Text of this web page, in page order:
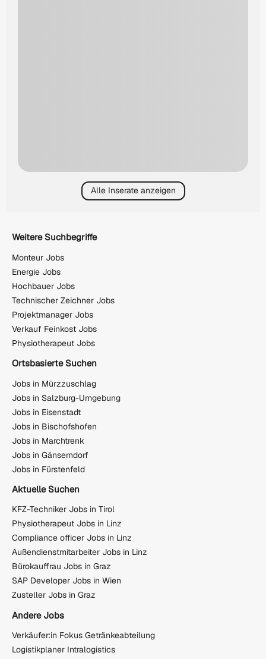
Alle Inserate anzeigen
Weitere Suchbegriffe
Monteur Jobs
Energie Jobs
Hochbauer Jobs
Technischer Zeichner Jobs
Projektmanager Jobs
Verkauf Feinkost Jobs
Physiotherapeut Jobs
Ortsbasierte Suchen
Jobs in Mürzzuschlag
Jobs in Salzburg-Umgebung
Jobs in Eisenstadt
Jobs in Bischofshofen
Jobs in Marchtrenk
Jobs in Gänserndorf
Jobs in Fürstenfeld
Aktuelle Suchen
KFZ-Techniker Jobs in Tirol
Physiotherapeut Jobs in Linz
Compliance officer Jobs in Linz
Außendienstmitarbeiter Jobs in Linz
Bürokauffrau Jobs in Graz
SAP Developer Jobs in Wien
Zusteller Jobs in Graz
Andere Jobs
Verkäufer:in Fokus Getränkeabteilung
Logistikplaner Intralogistics